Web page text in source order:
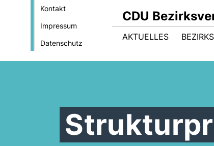
Kontakt
Impressum
Datenschutz
CDU
AKTUELLES